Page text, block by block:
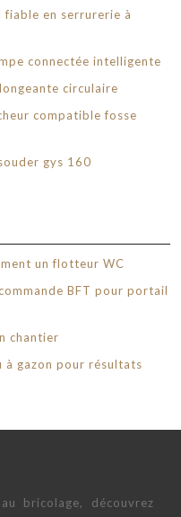
en serrurerie à
connectée intelligente
circulaire
compatible fosse
gys 160
un flotteur WC
BFT pour portail
chantier
à gazon pour résultats
bricolage, découvrez